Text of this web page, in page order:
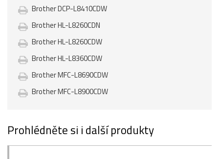
Brother DCP-L8410CDW
Brother HL-L8260CDN
Brother HL-L8260CDW
Brother HL-L8360CDW
Brother MFC-L8690CDW
Brother MFC-L8900CDW
Prohlédněte si i další produkty